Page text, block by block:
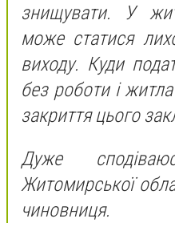
знищувати. У
може статися
виходу. Куди
без роботи і
закриття цього
Дуже
Житомирської
чиновниця.